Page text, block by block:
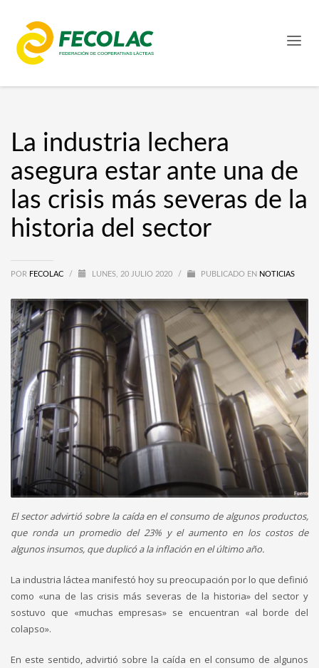
La industria lechera
asegura estar ante una de
las crisis más severas de la
historia del sector
POR FECOLAC / LUNES, 20 JULIO 2020 / PUBLICADO EN NOTICIAS
El sector advirtió sobre la caída en el consumo de algunos productos,
que ronda un promedio del 23% y el aumento en los costos de
algunos insumos, que duplicó a la inflación en el último año.
La industria láctea manifestó hoy su preocupación por lo que definió
como «una de las crisis más severas de la historia» del sector y
sostuvo que «muchas empresas» se encuentran «al borde del
colapso».
En este sentido, advirtió sobre la caída en el consumo de algunos